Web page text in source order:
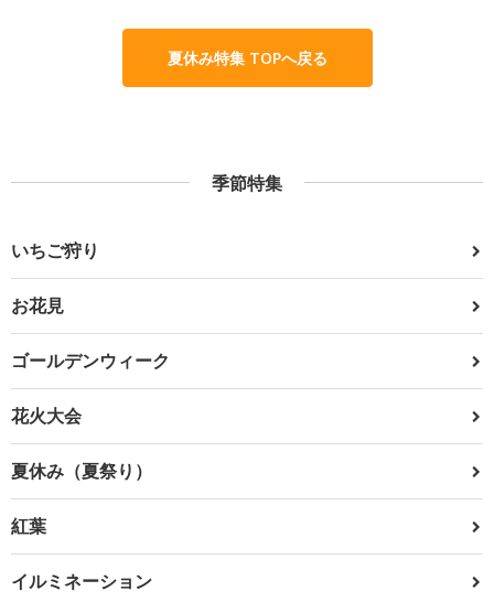
夏休み特集 TOPへ戻る
季節特集
いちご狩り
お花見
ゴールデンウィーク
花火大会
夏休み（夏祭り）
紅葉
イルミネーション